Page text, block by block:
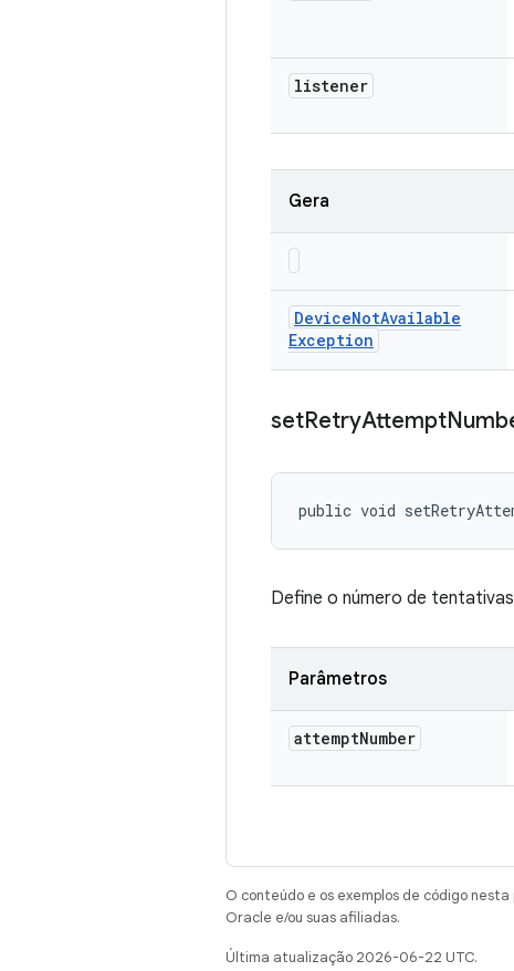
listener
Gera
DeviceNotAvailable
Exception
setRetryAttempt
public void
Define o número de
Parâmetros
attemptNumber
O conteúdo e os exemplos de código
Oracle e/ou suas afiliadas.
Última atualização 2026-06-22 UTC.